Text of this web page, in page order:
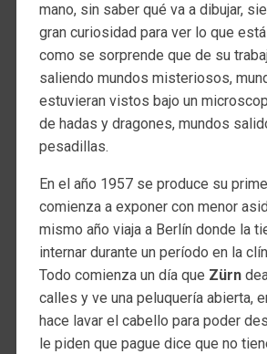
mano, sin saber qué va a dibujar,
gran curiosidad para ver lo que
como se sorprende que de su
saliendo mundos misteriosos,
estuvieran vistos bajo un
de hadas y dragones, mundos
pesadillas.
En el año 1957 se produce su
comienza a exponer con menor
mismo año viaja a Berlín donde la
internar durante un período en la
Todo comienza un día que Zürn
calles y ve una peluquería abierta,
hace lavar el cabello para poder
le piden que pague dice que no